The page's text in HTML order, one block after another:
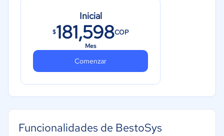
Inicial
$181,598COP
Mes
Comenzar
Funcionalidades de BestoSys